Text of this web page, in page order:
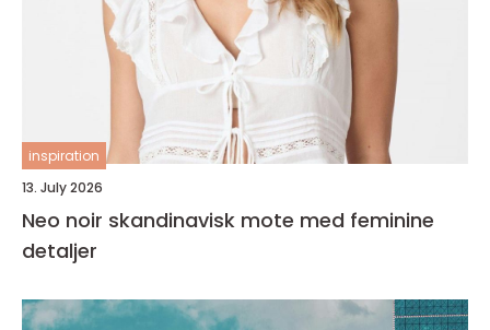
inspiration
13. July 2026
Neo noir skandinavisk mote med feminine
detaljer